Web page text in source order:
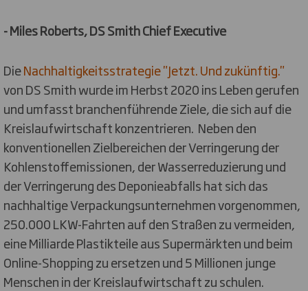
- Miles Roberts, DS Smith Chief Executive
DieNachhaltigkeitsstrategie "Jetzt. Und zukünftig."
von DS Smith wurde im Herbst 2020 ins Leben gerufen
und umfasst branchenführende Ziele, die sich auf die
Kreislaufwirtschaft konzentrieren. Neben den
konventionellen Zielbereichen der Verringerung der
Kohlenstoffemissionen, der Wasserreduzierung und
der Verringerung des Deponieabfalls hat sich das
nachhaltige Verpackungsunternehmen vorgenommen,
250.000 LKW-Fahrten auf den Straßen zu vermeiden,
eine Milliarde Plastikteile aus Supermärkten und beim
Online-Shopping zu ersetzen und 5 Millionen junge
Menschen in der Kreislaufwirtschaft zu schulen.